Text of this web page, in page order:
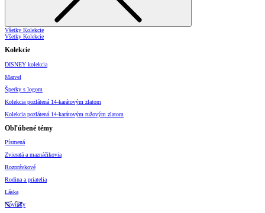
Všetky Kolekcie
Všetky Kolekcie
Kolekcie
DISNEY kolekcia
Marvel
Šperky s logom
Kolekcia pozlátená 14-karátovým zlatom
Kolekcia pozlátená 14-karátovým ružovým zlatom
Obľúbené témy
Písmená
Zvieratá a maznáčikovia
Rozprávkové
Rodina a priatelia
Láska
Novinky